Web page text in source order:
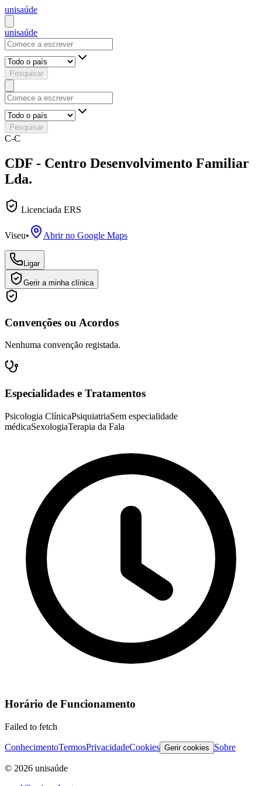
unisaúde
unisaúde
Pesquisar
Pesquisar
C-C
CDF - Centro Desenvolvimento Familiar
Lda.
Licenciada ERS
Viseu• Abrir no Google Maps
Ligar
Gerir a minha clínica
Convenções ou Acordos
Nenhuma convenção registada.
Especialidades e Tratamentos
Psicologia ClínicaPsiquiatriaSem especialidade
médicaSexologiaTerapia da Fala
Horário de Funcionamento
Failed to fetch
ConhecimentoTermosPrivacidadeCookies Gerir cookies Sobre
© 2026 unisaúde